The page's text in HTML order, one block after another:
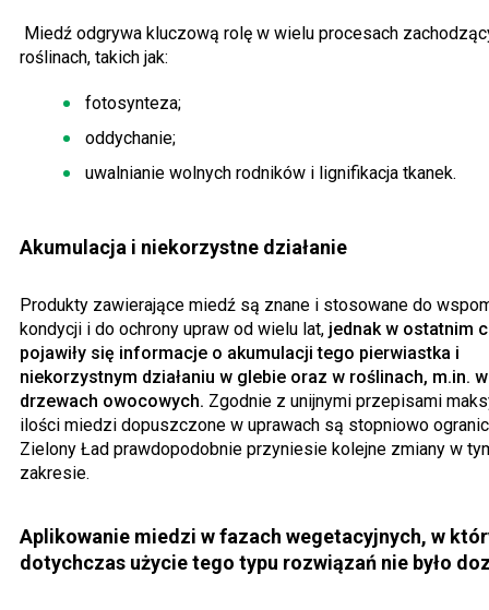
Miedź odgrywa kluczową rolę w wielu procesach
roślinach, takich jak:
fotosynteza;
oddychanie;
uwalnianie wolnych rodników i lignifikacja tkanek.
Akumulacja i niekorzystne działanie
Produkty zawierające miedź są znane i stosowane do
kondycji i do ochrony upraw od wielu lat, jednak w ostatnim
pojawiły się informacje o akumulacji tego pierwiastka i
niekorzystnym działaniu w glebie oraz w roślinach, m.in. w
drzewach owocowych. Zgodnie z unijnymi przepisami
ilości miedzi dopuszczone w uprawach są stopniowo
Zielony Ład prawdopodobnie przyniesie kolejne zmiany w
zakresie.
Aplikowanie miedzi w fazach wegetacyjnych, w
dotychczas użycie tego typu rozwiązań nie było